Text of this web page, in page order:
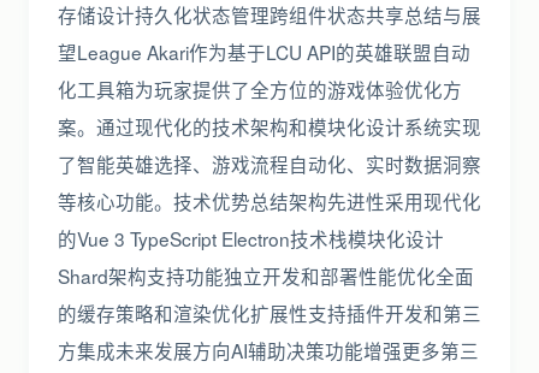
存储设计持久化状态管理跨组件状态共享总结与展
望League Akari作为基于LCU API的英雄联盟自动
化工具箱为玩家提供了全方位的游戏体验优化方
案。通过现代化的技术架构和模块化设计系统实现
了智能英雄选择、游戏流程自动化、实时数据洞察
等核心功能。技术优势总结架构先进性采用现代化
的Vue 3 TypeScript Electron技术栈模块化设计
Shard架构支持功能独立开发和部署性能优化全面
的缓存策略和渲染优化扩展性支持插件开发和第三
方集成未来发展方向AI辅助决策功能增强更多第三